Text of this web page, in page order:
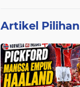
Artikel Pilihan